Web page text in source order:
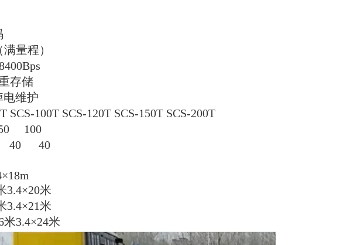
程）
储
护
SCS-100T SCS-120T SCS-150T SCS-200T
100
40
3.4×20米
3.4×21米
米3.4×24米